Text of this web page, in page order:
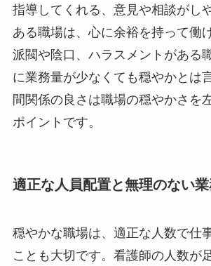
指導してくれる、意見や相談がし
ある職場は、心に余裕を持って働
派閥や陰口、ハラスメントがある
に業務量が少なくても穏やかとは
間関係の良さは職場の穏やかさを
ポイントです。
適正な人員配置と無理のない
穏やかな職場は、適正な人数で仕
ことも大切です。看護師の人数が